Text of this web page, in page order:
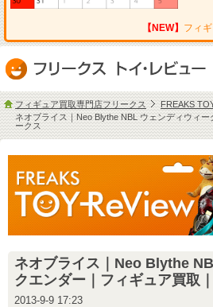
【NEW】 フィ
フィギュア買取専門店フリークス
FREAKS
ネオブライス｜Neo Blythe NBL ウェンディウィ
ークス
ネオブライス｜Neo Blythe
クエンダー｜フィギュア買取
2013-9-9 17:23